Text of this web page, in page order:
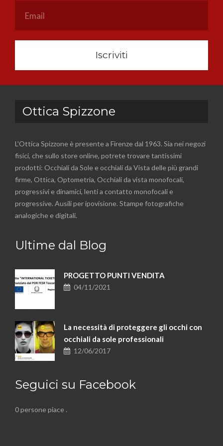
Iscriviti
Ottica Spizzone
L'Ottica Spizzone è presente a Firenze dal 1963. Sia nei negozi
fisici, che sullo store online, potrete trovare tantissimi
prodotti: Occhiali da Sole e occhiali da Vista delle più grandi
firme, Ottica, Optometria, Occhiali da vista monofocali,
progressivi e dinamici, lenti a contatto monofocali e
progressive. Ausili per ipovisione. Stampe fotografiche
analogiche e digitali.
Ultime dal Blog
PROGETTO PUNTI VENDITA
04/11/2021
La necessità di proteggere gli occhi con
occhiali da sole professionali
12/06/2017
Seguici su Facebook
0 persone piace .